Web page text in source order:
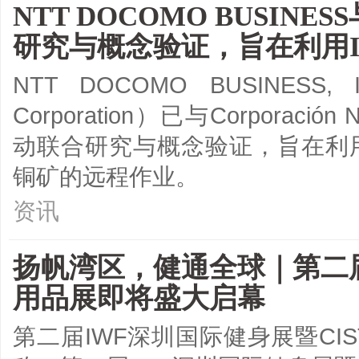
NTT DOCOMO
研究与概念验证，旨在利
NTT DOCOMO
Corporation）已与Corporación
动联合研究与概念验证，旨在
铜矿的远程作业。
资讯
扬帆湾区，健通全球｜第
用品展即将盛大启幕
第二届IWF深圳国际健身展暨